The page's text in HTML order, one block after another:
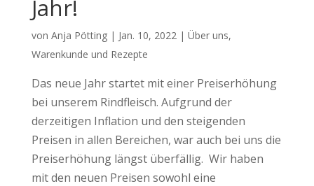
Jahr!
von Anja Pötting| Jan. 10, 2022| Über uns,
Warenkunde und Rezepte
Das neue Jahr startet mit einer Preiserhöhung
bei unserem Rindfleisch. Aufgrund der
derzeitigen Inflation und den steigenden
Preisen in allen Bereichen, war auch bei uns die
Preiserhöhung längst überfällig. Wir haben
mit den neuen Preisen sowohl eine